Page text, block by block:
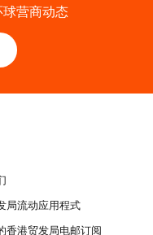
营商动态
局流动应用程式
香港贸发局电邮订阅